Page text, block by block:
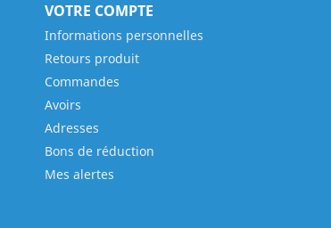
VOTRE COMPTE
Informations personnelles
Retours produit
Commandes
Avoirs
Adresses
Bons de réduction
Mes alertes